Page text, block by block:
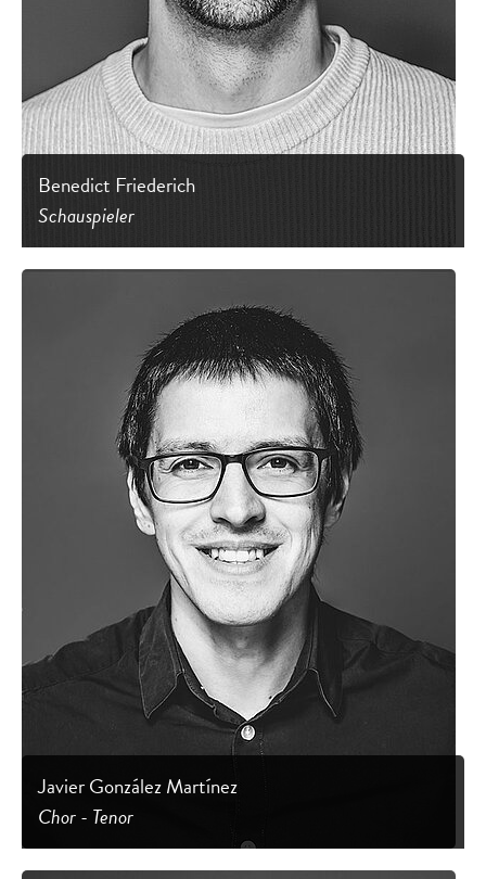
Benedict Friederich
Schauspieler
Javier González Martínez
Chor - Tenor